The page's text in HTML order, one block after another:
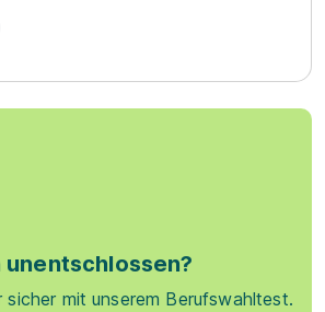
unentschlossen?
sicher mit unserem Berufswahltest.